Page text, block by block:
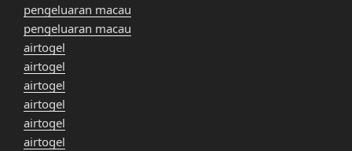
pengeluaran macau
pengeluaran macau
airtogel
airtogel
airtogel
airtogel
airtogel
airtogel